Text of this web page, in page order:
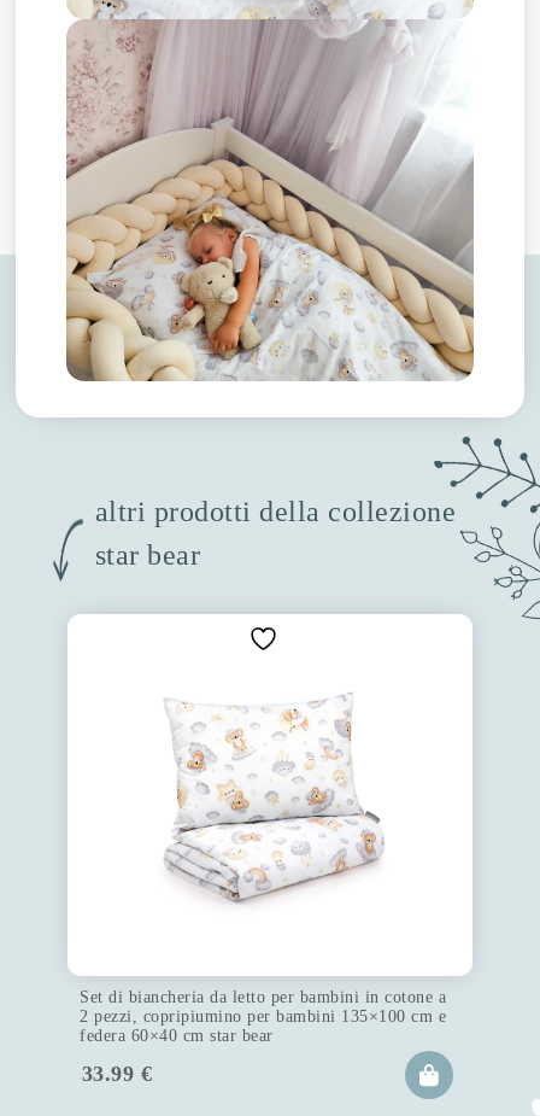
altri prodotti della collezione
star bear
Set di biancheria da letto per bambini in cotone a
2 pezzi, copripiumino per bambini 135×100 cm e
federa 60×40 cm star bear
33.99 €